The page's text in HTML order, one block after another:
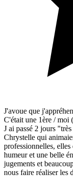
J'avoue que
C'était une 1ère / moi
J ai passé 2 jours
Chrystelle qui
professionnelles,
humeur et une belle
jugements et
nous faire réaliser les